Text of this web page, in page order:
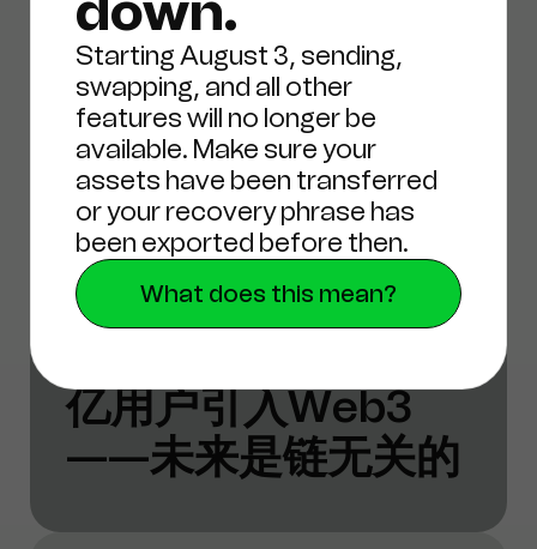
Starting August 3, sending,
swapping, and all other
features will no longer be
available. Make sure your
assets have been transferred
or your recovery phrase has
been exported before then.
What does this mean?
2024年6月19日
新闻
CCN文章：不，智能
亿用户引入Web3
——未来是链无关的